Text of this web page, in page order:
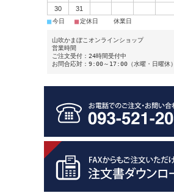
30
31
■今日 ■定休日 休業日
山吹かまぼこオンラインショップ
営業時間
ご注文受付：24時間受付中
お問合応対：9:00～17:00（水曜・日曜休）